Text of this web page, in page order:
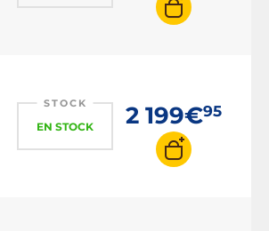
STOCK
EN STOCK 2 199€95